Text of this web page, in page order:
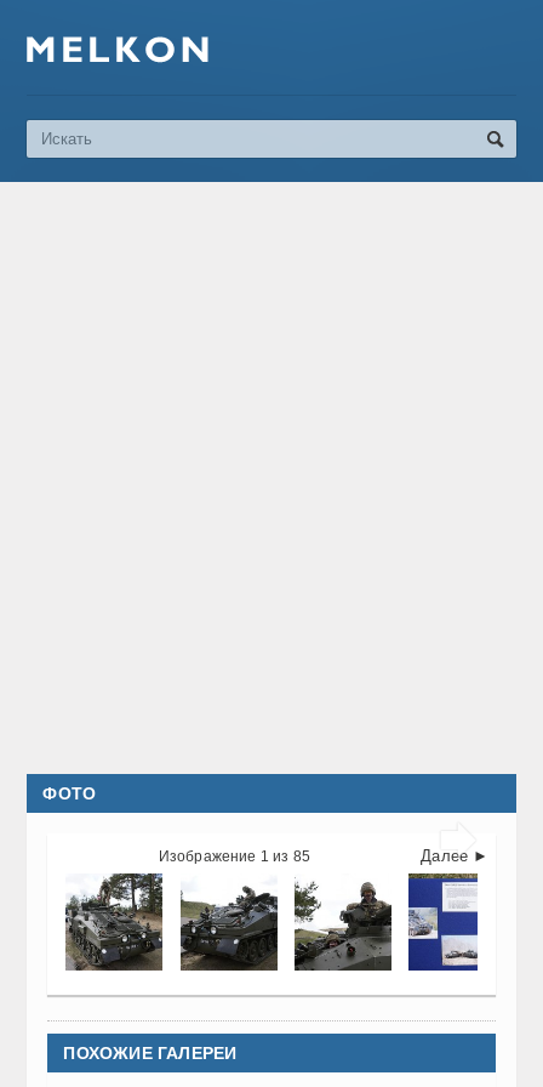
ФОТО

Далее ►
Изображение 1 из 85
ПОХОЖИЕ ГАЛЕРЕИ